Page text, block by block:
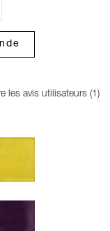
les avis utilisateurs (1)